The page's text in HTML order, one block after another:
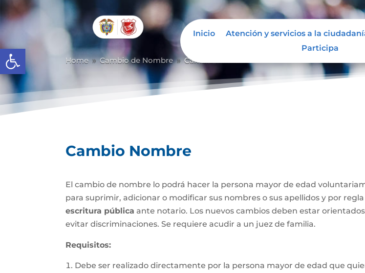
Abrir barra de herramientas
Inicio Atención y servicios a la
Participa
Home 9 Cambio de Nombre 9 Cambio Nombre
Cambio Nombre
El cambio de nombre lo podrá hacer la persona mayor de edad
para suprimir, adicionar o modificar sus nombres o sus apellidos y por
escritura pública ante notario. Los nuevos cambios deben estar
evitar discriminaciones. Se requiere acudir a un juez de familia.
Requisitos:
Debe ser realizado directamente por la persona mayor de edad que